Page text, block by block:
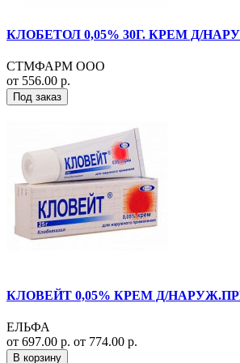
КЛОБЕТОЛ 0,05% 30Г. КРЕМ Д/
СТМФАРМ ООО
от 556.00 р.
Под заказ
КЛОВЕЙТ 0,05% КРЕМ Д/
ЕЛЬФА
от 697.00 р. от 774.00 р.
В корзину